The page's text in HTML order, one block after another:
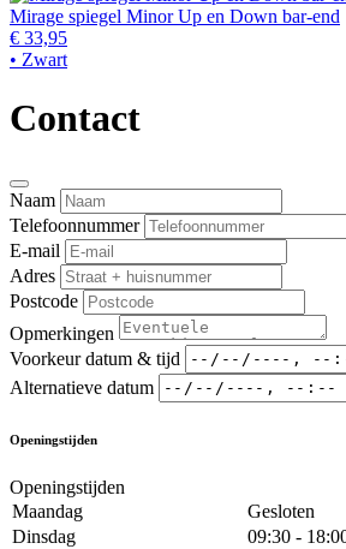
Mirage spiegel Minor Up en Down bar-end
€ 33,95
• Zwart
Contact
Naam
Telefoonnummer
E-mail
Adres
Postcode
Opmerkingen
Voorkeur datum & tijd
Alternatieve datum
Openingstijden
Openingstijden
Maandag
Gesloten
Dinsdag
09:30 -